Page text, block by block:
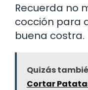
Recuerda no
cocción para
buena costra.
Quizás
Cortar